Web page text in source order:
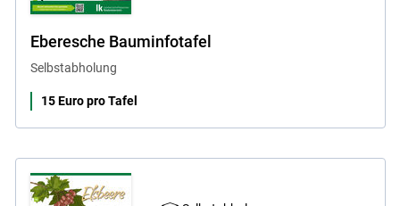
Eberesche Bauminfotafel
Selbstabholung
15 Euro pro Tafel